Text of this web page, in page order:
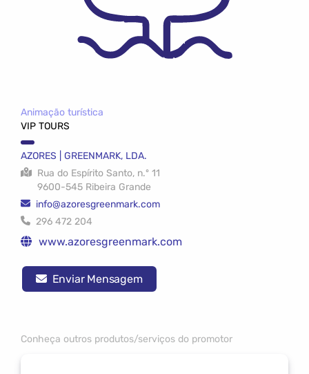
Animação turística
VIP TOURS
AZORES | GREENMARK, LDA.
Rua do Espírito Santo, n.º 11
9600-545 Ribeira Grande
info@azoresgreenmark.com
296 472 204
www.azoresgreenmark.com
Enviar Mensagem
Conheça outros produtos/serviços do promotor